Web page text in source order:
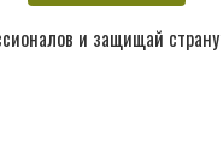
и защищай